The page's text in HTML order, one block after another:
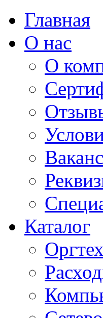
Главная
О нас
О
Каталог